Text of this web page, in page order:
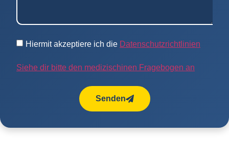
Hiermit akzeptiere ich die Datenschutzrichtlinien
Siehe dir bitte den medizischinen Fragebogen an
Senden